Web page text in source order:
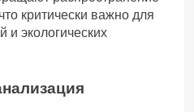
критически важно для
и экологических